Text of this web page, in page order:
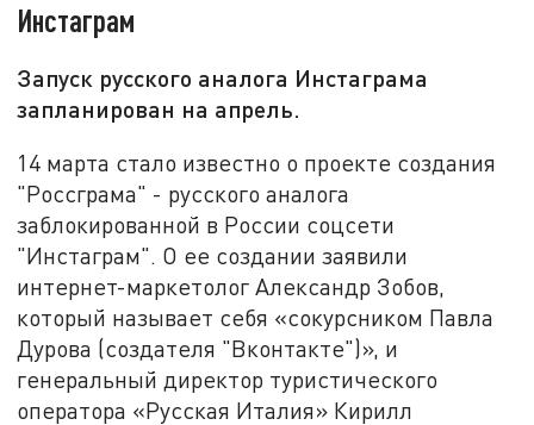
Инстаграм
Запуск русского аналога Инстаграма
запланирован на апрель.
14 марта стало известно о проекте создания
"Россграма" - русского аналога
заблокированной в России соцсети
"Инстаграм". О ее создании заявили
интернет-маркетолог Александр Зобов,
который называет себя «сокурсником Павла
Дурова (создателя "Вконтакте")», и
генеральный директор туристического
оператора «Русская Италия» Кирилл